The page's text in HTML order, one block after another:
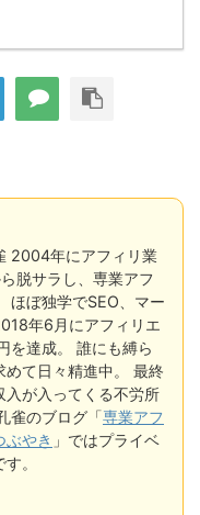
2004年にアフィリ業
脱サラし、専業アフ
ほぼ独学でSEO、マー
年6月にアフィリエ
を達成。 誰にも縛ら
て日々精進中。 最終
入が入ってくる不労所
雀のブログ「専業アフ
ぶやき 」ではプライベ
。